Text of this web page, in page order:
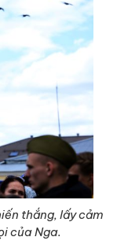
thắng, lấy cảm
của Nga.